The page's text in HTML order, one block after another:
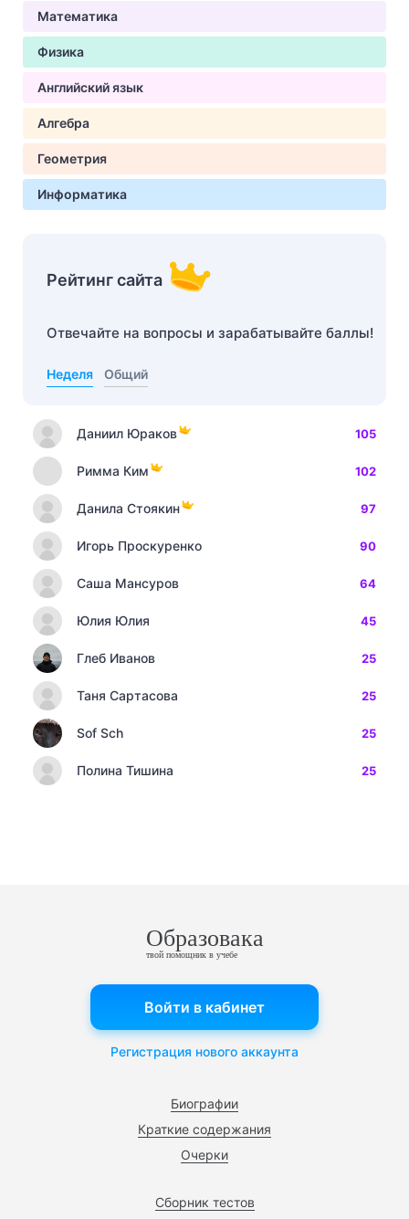
Математика
Физика
Английский язык
Алгебра
Геометрия
Информатика
Рейтинг сайта
Отвечайте на вопросы и зарабатывайте баллы!
Неделя Общий
Даниил Юраков 105
Римма Ким 102
Данила Стоякин 97
Игорь Проскуренко 90
Саша Мансуров 64
Юлия Юлия 45
Глеб Иванов 25
Таня Сартасова 25
Sof Sch 25
Полина Тишина 25
Образовака
твой помощник в учебе
Биографии
Краткие содержания
Очерки
Сборник тестов
Войти в кабинет
Регистрация нового аккаунта